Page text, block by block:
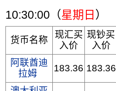
10:30:00（星期日 ）
货币名称
现汇买
入价
现钞买
入价
阿联酋迪
拉姆
183.36 183.36